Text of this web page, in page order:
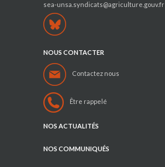
sea-unsa.syndicats@agriculture.gouv.fr
NOUS CONTACTER
Contactez nous
Être rappelé
NOS ACTUALITÉS
NOS COMMUNIQUÉS